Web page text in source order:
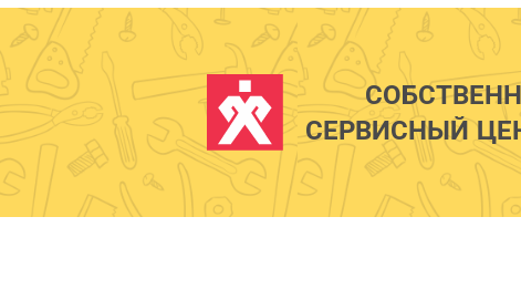
СЕРВИСНЫЙ